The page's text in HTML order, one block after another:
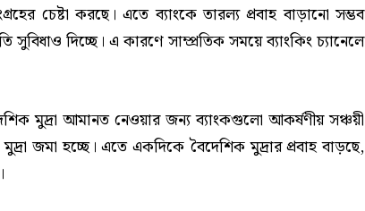
চেষ্টা করছে। এতে ব্যাংকে তারল্য প্রবাহ বাড়ানো সম্ভব
দিচ্ছে। এ কারণে সাম্প্রতিক সময়ে ব্যাংকিং চ্যানেলে
মুদ্রা আমানত নেওয়ার জন্য ব্যাংকগুলো আকর্ষণীয় সঞ্চয়ী
জমা হচ্ছে। এতে একদিকে বৈদেশিক মুদ্রার প্রবাহ বাড়ছে,